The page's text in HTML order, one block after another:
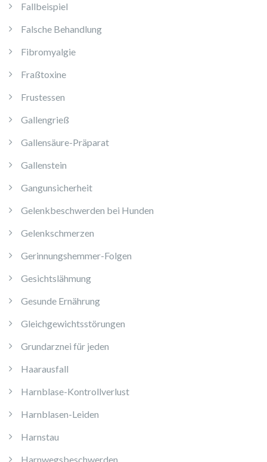
Fallbeispiel
Falsche Behandlung
Fibromyalgie
Fraßtoxine
Frustessen
Gallengrieß
Gallensäure-Präparat
Gallenstein
Gangunsicherheit
Gelenkbeschwerden bei Hunden
Gelenkschmerzen
Gerinnungshemmer-Folgen
Gesichtslähmung
Gesunde Ernährung
Gleichgewichtsstörungen
Grundarznei für jeden
Haarausfall
Harnblase-Kontrollverlust
Harnblasen-Leiden
Harnstau
Harnwegsbeschwerden